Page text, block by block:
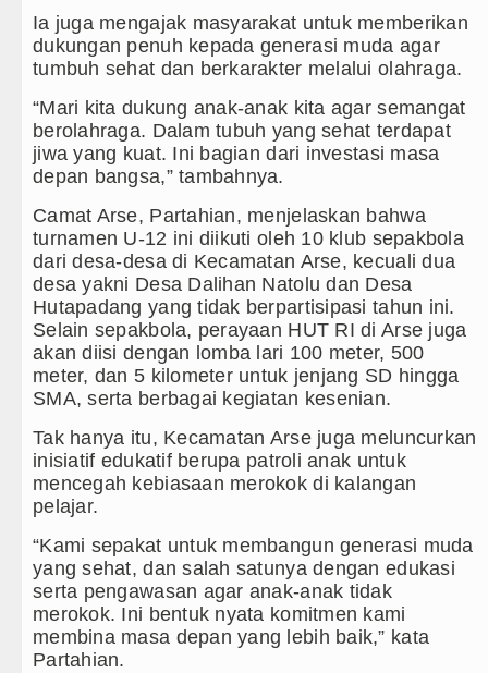
Angkola
Seksual
Ia juga mengajak masyarakat untuk memberikan
dukungan penuh kepada generasi muda agar
tumbuh sehat dan berkarakter melalui olahraga.
“Mari kita dukung anak-anak kita agar semangat
berolahraga. Dalam tubuh yang sehat terdapat
jiwa yang kuat. Ini bagian dari investasi masa
depan bangsa,” tambahnya.
Camat Arse, Partahian, menjelaskan bahwa
turnamen U-12 ini diikuti oleh 10 klub sepakbola
dari desa-desa di Kecamatan Arse, kecuali dua
desa yakni Desa Dalihan Natolu dan Desa
Hutapadang yang tidak berpartisipasi tahun ini.
Selain sepakbola, perayaan HUT RI di Arse juga
akan diisi dengan lomba lari 100 meter, 500
meter, dan 5 kilometer untuk jenjang SD hingga
SMA, serta berbagai kegiatan kesenian.
Tak hanya itu, Kecamatan Arse juga meluncurkan
inisiatif edukatif berupa patroli anak untuk
mencegah kebiasaan merokok di kalangan
pelajar.
“Kami sepakat untuk membangun generasi muda
yang sehat, dan salah satunya dengan edukasi
serta pengawasan agar anak-anak tidak
merokok. Ini bentuk nyata komitmen kami
membina masa depan yang lebih baik,” kata
Partahian.